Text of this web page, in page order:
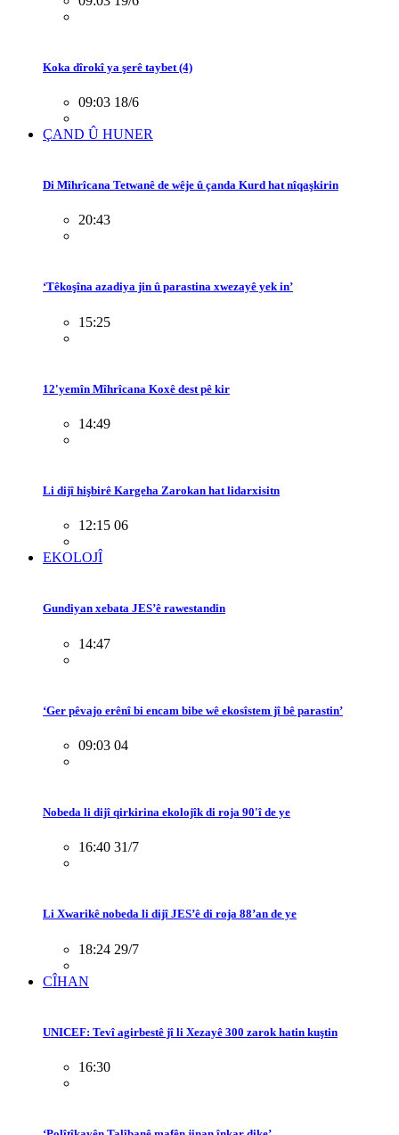
Koka dîrokî ya şerê taybet (4)
09:03 18/6
ÇAND Û HUNER
Di Mîhrîcana Tetwanê de wêje û çanda Kurd hat nîqaşkirin
20:43
‘Têkoşîna azadiya jin û parastina xwezayê yek in’
15:25
12'yemîn Mîhrîcana Koxê dest pê kir
14:49
Li dijî hişbirê Kargeha Zarokan hat lidarxisitn
12:15 06
EKOLOJÎ
Gundiyan xebata JES’ê rawestandin
14:47
‘Ger pêvajo erênî bi encam bibe wê ekosîstem jî bê parastin’
09:03 04
Nobeda li dijî qirkirina ekolojîk di roja 90'î de ye
16:40 31/7
Li Xwarikê nobeda li dijî JES’ê di roja 88’an de ye
18:24 29/7
CÎHAN
UNICEF: Tevî agirbestê jî li Xezayê 300 zarok hatin kuştin
16:30